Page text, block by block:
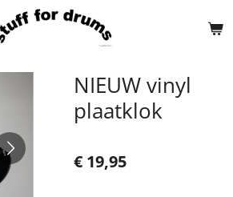
NIEUW vinyl
plaatklok
€ 19,95